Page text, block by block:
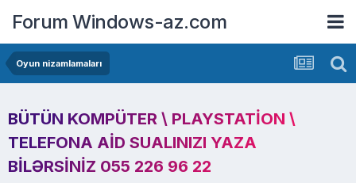
Forum Windows-az.com
Oyun nizamlamaları
BÜTÜN KOMPÜTER \ PLAYSTATION \
TELEFONA AID SUALINIZI YAZA
BILƏRSINIZ 055 226 96 22